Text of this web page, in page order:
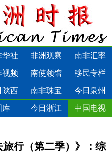
华社 非洲观察 南非汇率
视频 南使领馆 移民专栏
陕西 南非珠宝 今日泉州
库 今日浙江
中国电视
行（第二季）》：综